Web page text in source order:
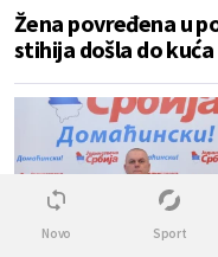
Žena povređena u
stihija došla do kuća
Novo Sport